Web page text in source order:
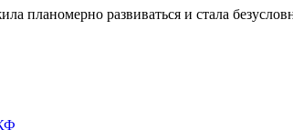
планомерно развиваться и стала